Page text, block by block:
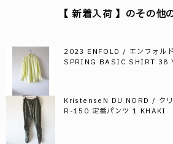
【 新着入荷 】のその他
2023 ENFOLD / エンフォ
SPRING BASIC SHIRT 38
KristenseN DU NORD / クリ
R-150 定番パンツ 1 KHAKI